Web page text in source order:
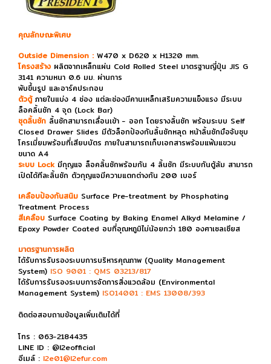
คุณลักษณะพิเศษ
Outside Dimension : W470 x D620 x H1320 mm.
โครงสร้าง ผลิตจากเหล็กแผ่น Cold Rolled Steel มาตรฐานญี่ปุ่น JIS G
3141 ความหนา 0.6 มม. ผ่านการ
พับขึ้นรูป และอาร์คประกอบ
ตัวตู้ภายในแบ่ง 4 ช่อง แต่ละช่องมีคานเหล็กเสริมความแข็งแรง มีระบบ
ล็อคลิ้นชัก 4 จุด (Lock Bar)
ชุดลิ้นชัก ลิ้นชักสามารถเลื่อนเข้า - ออก โดยรางลิ้นชัก พร้อมระบบ Self
Closed Drawer Slides มีตัวล็อกป้องกันลิ้นชักหลุด หน้าลิ้นชักมือจับชุบ
โครเมี่ยมพร้อมที่เสียบบัตร ภายในสามารถเก็บเอกสารพร้อมแฟ้มแขวน
ขนาด A4
ระบบ Lock มีกุญแจ ล็อคลิ้นชักพร้อมกัน 4 ลิ้นชัก มีระบบกันตู้ล้ม สามารถ
เปิดได้ทีละลิ้นชัก ตัวกุญแจมีความแตกต่างกัน 200 เบอร์
เคลือบป้องกันสนิม Surface Pre-treatment by Phosphating
Treatment Process
สีเคลือบ Surface Coating by Baking Enamel Alkyd Melamine /
Epoxy Powder Coated อบที่อุณหภูมิไม่น้อยกว่า 180 องศาเซลเซียส
มาตรฐานการผลิต
ได้รับการรับรองระบบการบริหารคุณภาพ (Quality Management
System) ISO 9001 : QMS 03213/817
ได้รับการรับรองระบบการจัดการสิ่งแวดล้อม (Environmental
Management System) ISO14001 : EMS 13008/393
ติดต่อสอบถามข้อมูลเพิ่มเติมได้ที่
โทร : 063-2184435
LINE ID : @l2eofficial
อีเมล์ : l2e01@l2efur.com